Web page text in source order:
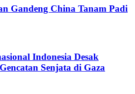
Gandeng China Tanam Padi
Indonesia Desak
Senjata di Gaza